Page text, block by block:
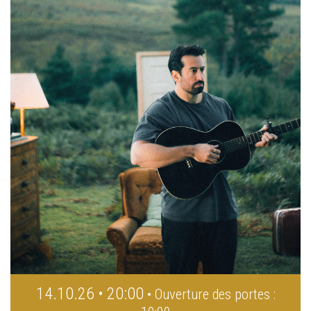
14.10.26 • 20:00 • Ouverture des portes :